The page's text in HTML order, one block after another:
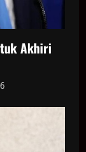
Akhiri